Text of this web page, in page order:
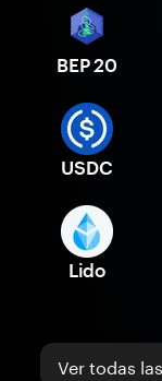
BEP 20
USDC
Lido
Ver todas